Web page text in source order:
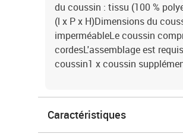
du coussin : tissu (100 %
(l x P x H)Dimensions du
imperméableLe coussin
cordesL'assemblage est
coussin1 x coussin
Caractéristiques